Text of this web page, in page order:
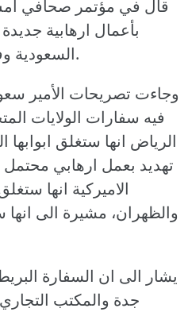
قال في مؤتمر صحافي
بأعمال ارهابية
السعودية وفي اجزاء كبيرة من العالم.
وجاءت تصريحات الأمير
فيه سفارات الولايات
الرياض انها ستغلق ابوابها
تهديد بعمل ارهابي
الاميركية انها
والظهران، مشيرة الى انها
يشار الى ان السفارة
جدة والمكتب